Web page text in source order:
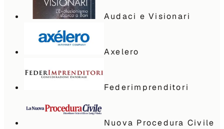
Audaci e Visionari
Axelero
Federimprenditori
Nuova Procedura Civile